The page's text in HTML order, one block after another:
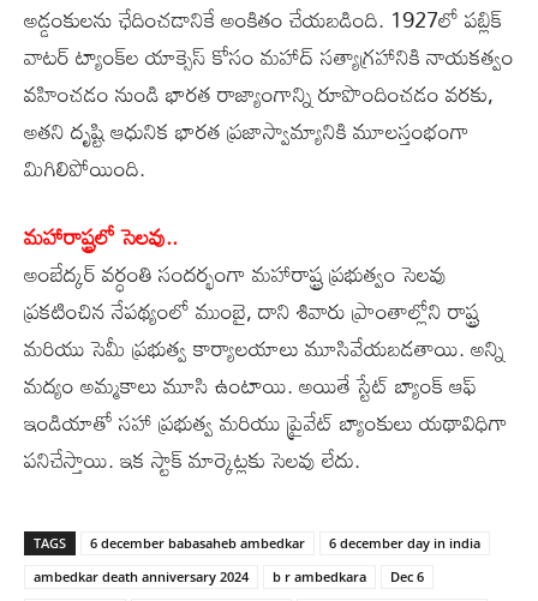
అడ్డంకులను ఛేదించడానికే అంకితం చేయబడింది. 1927లో పబ్లిక్‌
వాటర్‌ ట్యాంక్‌ల యాక్సెస్‌ కోసం మహాద్‌ సత్యాగ్రహానికి నాయకత్వం
వహించడం నుండి భారత రాజ్యాంగాన్ని రూపొందించడం వరకు,
అతని దృష్టి ఆధునిక భారత ప్రజాస్వామ్యానికి మూలస్తంభంగా
మిగిలిపోయింది.
మహారాష్ట్రలో సెలవు..
అంబేద్కర్‌ వర్ధంతి సందర్భంగా మహారాష్ట్ర ప్రభుత్వం సెలవు
ప్రకటించిన నేపథ్యంలో ముంబై, దాని శివారు ప్రాంతాల్లోని రాష్ట్ర
మరియు సెమీ ప్రభుత్వ కార్యాలయాలు మూసివేయబడతాయి. అన్ని
మద్యం అమ్మకాలు మూసి ఉంటాయి. అయితే స్టేట్‌ బ్యాంక్‌ ఆఫ్‌
ఇండియాతో సహా ప్రభుత్వ మరియు ప్రైవేట్‌ బ్యాంకులు యథావిధిగా
పనిచేస్తాయి. ఇక స్టాక్‌ మార్కెట్లకు సెలవు లేదు.
TAGS 6 december babasaheb ambedkar
6 december day in india
ambedkar death anniversary 2024
b r ambedkara
Dec 6